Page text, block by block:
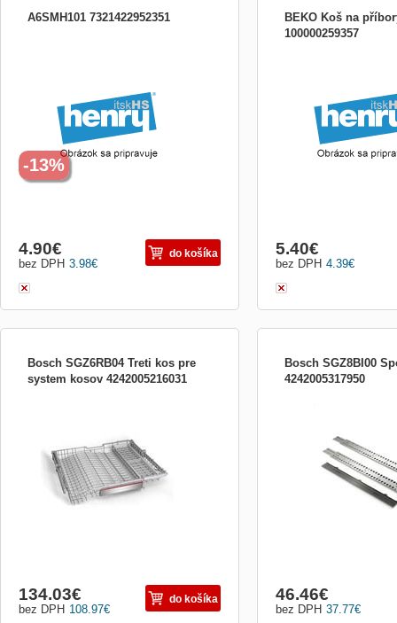
A6SMH101 7321422952351
3.98€
bez DPH
4.90€ do košíka
-13%
BEKO Koš na
100000259357
4.39€
bez DPH
5.40€
Bosch SGZ6RB04 Treti kos pre
system kosov 4242005216031
108.97€
bez DPH
134.03€ do košíka
Bosch SGZ8BI00
4242005317950
dveřmi na plně
37.77€
bez DPH
46.46€